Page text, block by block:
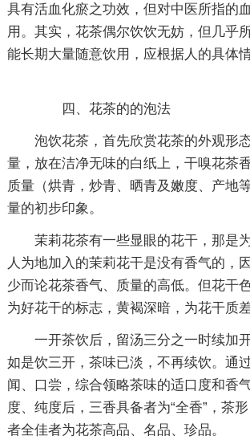
具有活血化瘀之功效，但对中医所指的
用。其实，花茶偶尔饮饮无妨，但几乎
能长期大量随意饮用，应根据人的具体
四、花茶的的泡法
泡饮花茶，首先欣赏花茶的外观形
量，放在洁净无味的白纸上，干嗅花茶
质量（烘青，炒青、晒青及嫩度、产地
量的初步印象。
茉莉花茶有一些显眼的花干，那是为
人为地加入的茉莉花干是没有香气的，
少而论花茶香气、质量的高低。但花干
为好花干的标志，黄褐深暗，为花干质差
一开茶饮后，留汤三分之一时续加
如是饮三开，茶味已淡，不再续饮。通
闻、口尝，综合领略茶味的适口度和香
度、纯度后，三香具备者为“全香”，茶
者全佳者为花茶高品、名品、珍品。